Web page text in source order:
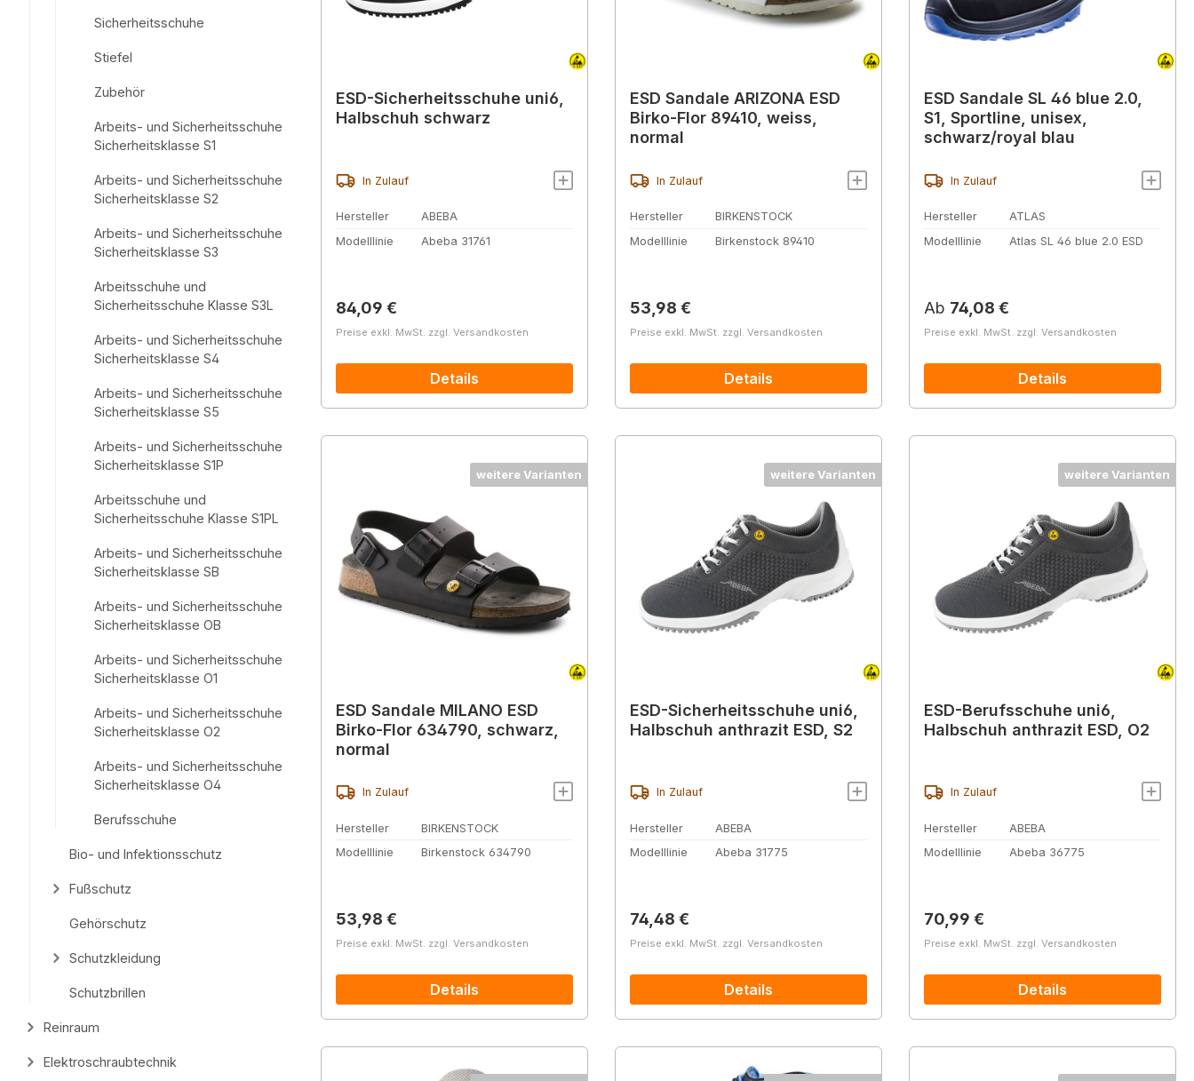
Sicherheitsschuhe
Stiefel
Zubehör
Arbeits- und Sicherheitsschuhe
Sicherheitsklasse S1
Arbeits- und Sicherheitsschuhe
Sicherheitsklasse S2
Arbeits- und Sicherheitsschuhe
Sicherheitsklasse S3
Arbeitsschuhe und
Sicherheitsschuhe Klasse S3L
Arbeits- und Sicherheitsschuhe
Sicherheitsklasse S4
Arbeits- und Sicherheitsschuhe
Sicherheitsklasse S5
Arbeits- und Sicherheitsschuhe
Sicherheitsklasse S1P
Arbeitsschuhe und
Sicherheitsschuhe Klasse S1PL
Arbeits- und Sicherheitsschuhe
Sicherheitsklasse SB
Arbeits- und Sicherheitsschuhe
Sicherheitsklasse OB
Arbeits- und Sicherheitsschuhe
Sicherheitsklasse O1
Arbeits- und Sicherheitsschuhe
Sicherheitsklasse O2
Arbeits- und Sicherheitsschuhe
Sicherheitsklasse O4
Berufsschuhe
Bio- und Infektionsschutz
Fußschutz
Gehörschutz
Schutzkleidung
Schutzbrillen
Reinraum
Elektroschraubtechnik
ESD-Sicherheitsschuhe uni6,
Halbschuh schwarz
In Zulauf
Hersteller
ABEBA
Modelllinie
Abeba 31761
Regulärer Preis:
84,09 €
Preise exkl. MwSt. zzgl. Versandkosten
Details
ESD Sandale ARIZONA ESD
Birko-Flor 89410, weiss,
normal
In Zulauf
Hersteller
BIRKENSTOCK
Modelllinie
Birkenstock 89410
Regulärer Preis:
53,98 €
Preise exkl. MwSt. zzgl. Versandkosten
Details
ESD Sandale SL 46 blue 2.0,
S1, Sportline, unisex,
schwarz/royal blau
In Zulauf
Hersteller
ATLAS
Modelllinie
Atlas SL 46 blue 2.0 ESD
Regulärer Preis:
Ab 74,08 €
Preise exkl. MwSt. zzgl. Versandkosten
Details
weitere Varianten
ESD Sandale MILANO ESD
Birko-Flor 634790, schwarz,
normal
In Zulauf
Hersteller
BIRKENSTOCK
Modelllinie
Birkenstock 634790
Regulärer Preis:
53,98 €
Preise exkl. MwSt. zzgl. Versandkosten
Details
weitere Varianten
ESD-Sicherheitsschuhe uni6,
Halbschuh anthrazit ESD, S2
In Zulauf
Hersteller
ABEBA
Modelllinie
Abeba 31775
Regulärer Preis:
74,48 €
Preise exkl. MwSt. zzgl. Versandkosten
Details
weitere Varianten
ESD-Berufsschuhe uni6,
Halbschuh anthrazit ESD, O2
In Zulauf
Hersteller
ABEBA
Modelllinie
Abeba 36775
Regulärer Preis:
70,99 €
Preise exkl. MwSt. zzgl. Versandkosten
Details